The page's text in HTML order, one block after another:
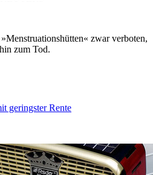
zwar verboten,
zum Tod.
geringster Rente